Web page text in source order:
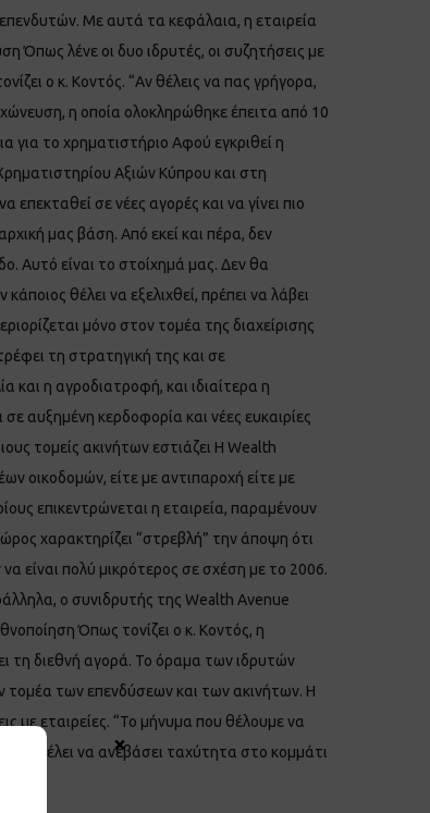
Με αυτά τα κεφάλαια, η εταιρεία
Όπως λένε οι δυο ιδρυτές, οι συζητήσεις με
ο κ. Κοντός. “Αν θέλεις να πας γρήγορα,
η οποία ολοκληρώθηκε έπειτα από 10
για το χρηματιστήριο Αφού εγκριθεί η
Αξιών Κύπρου και στη
σε νέες αγορές και να γίνει πιο
μας βάση. Από εκεί και πέρα, δεν
Αυτό είναι το στοίχημά μας. Δεν θα
θέλει να εξελιχθεί, πρέπει να λάβει
μόνο στον τομέα της διαχείρισης
τη στρατηγική της και σε
και η αγροδιατροφή, και ιδιαίτερα η
αυξημένη κερδοφορία και νέες ευκαιρίες
τομείς ακινήτων εστιάζει Η Wealth
οικοδομών, είτε με αντιπαροχή είτε με
επικεντρώνεται η εταιρεία, παραμένουν
χαρακτηρίζει “στρεβλή” την άποψη ότι
είναι πολύ μικρότερος σε σχέση με το 2006.
ο συνιδρυτής της Wealth Avenue
Όπως τονίζει ο κ. Κοντός, η
τη διεθνή αγορά. Το όραμα των ιδρυτών
τομέα των επενδύσεων και των ακινήτων. Η
με εταιρείες. “Το μήνυμα που θέλουμε να
θέλει να ανεβάσει ταχύτητα στο κομμάτι
×